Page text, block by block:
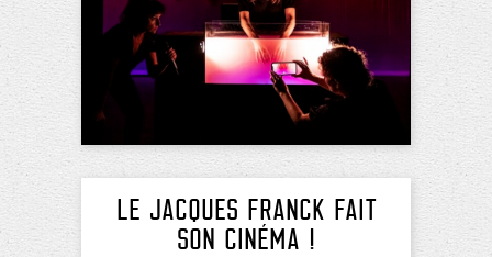
LE JACQUES FRANCK FAIT
SON CINÉMA !